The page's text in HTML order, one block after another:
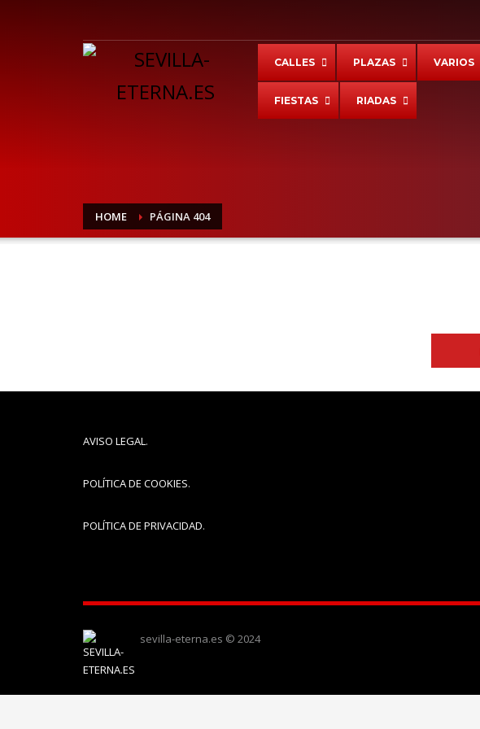
CALLES PLAZAS VARIOS
FIESTAS RIADAS
HOME PÁGINA 404
AVISO LEGAL .
POLÍTICA DE COOKIES.
POLÍTICA DE PRIVACIDAD.
sevilla-eterna.es © 2024